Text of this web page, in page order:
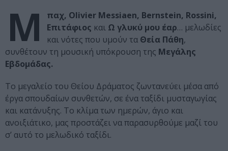
Μ
παχ, Olivier Messiaen, Bernstein, Rossini,
Επιτάφιος και Ω γλυκύ μου έαρ… μελωδίες
και νότες που υμούν τα Θεία Πάθη,
συνθέτουν τη μουσική υπόκρουση της Μεγάλης
Εβδομάδας.
Το μεγαλείο του Θείου Δράματος ζωντανεύει μέσα από
έργα σπουδαίων συνθετών, σε ένα ταξίδι μυσταγωγίας
και κατάνυξης. Το κλίμα των ημερών, άγιο και
ανοιξιάτικο, μας προστάζει να παρασυρθούμε μαζί του
σ’ αυτό το μελωδικό ταξίδι.